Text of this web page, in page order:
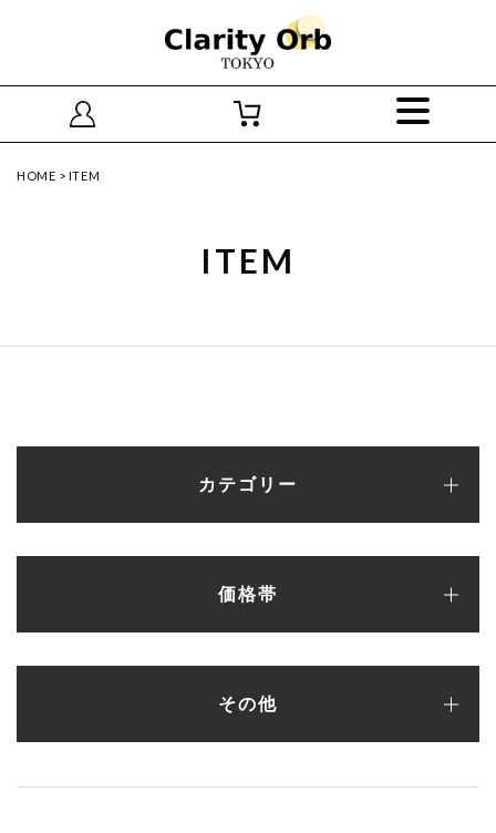
HOME > ITEM
ITEM
カテゴリー
パンプス
フラットシューズ
バレエシューズ
ローファー・レースアップ
スリッポン
ブーツ
サンダル
スニーカー
カラーオーダーシューズ
ランキング
サンプルセール（一点もの）
シューケア・シューズ小物
新作アイテム
価格帯
〜¥5,000
¥5,001〜¥10,000
¥10,001〜¥15,000
¥15,001〜¥20,000
¥20,001〜¥25,000
¥25,001〜¥30,000
¥30,001〜
その他